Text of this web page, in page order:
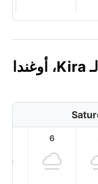
توقعات الطقس لكل ساعة لـ Kira، أوغندا
6